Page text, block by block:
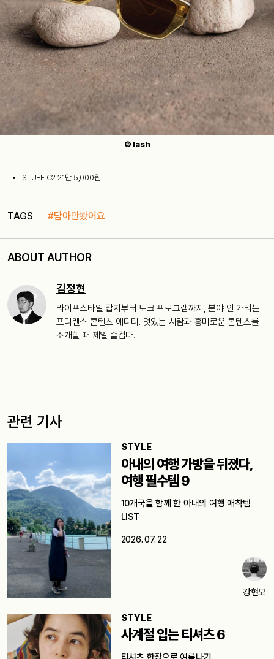
© lash
STUFF C2 21만 5,000원
TAGS #담아만봤어요
ABOUT AUTHOR
김정현
라이프스타일 잡지부터 토크 프로그램까지, 분야 안 가리는
프리랜스 콘텐츠 에디터. 멋있는 사람과 흥미로운 콘텐츠를
소개할 때 제일 즐겁다.
관련 기사
STYLE
아내의 여행 가방을 뒤졌다,
여행 필수템 9
10개국을 함께 한 아내의 여행 애착템
LIST
2026. 07. 22
강현모
STYLE
사계절 입는 티셔츠 6